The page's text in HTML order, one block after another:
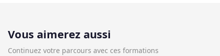
Vous aimerez aussi
Continuez votre parcours avec ces formations